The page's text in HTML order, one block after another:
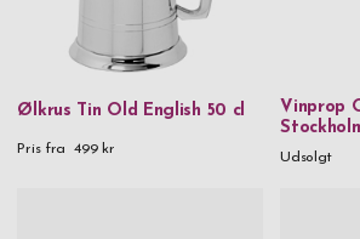
Ølkrus Tin Old English 50 cl
Pris fra 499 kr
Vinprop
Udsolgt